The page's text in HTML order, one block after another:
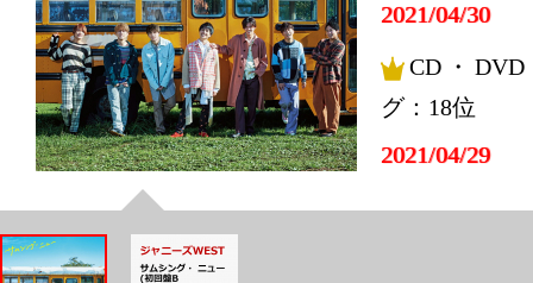
2021/04/30
CD・
グ：18位
2021/04/29
CD・